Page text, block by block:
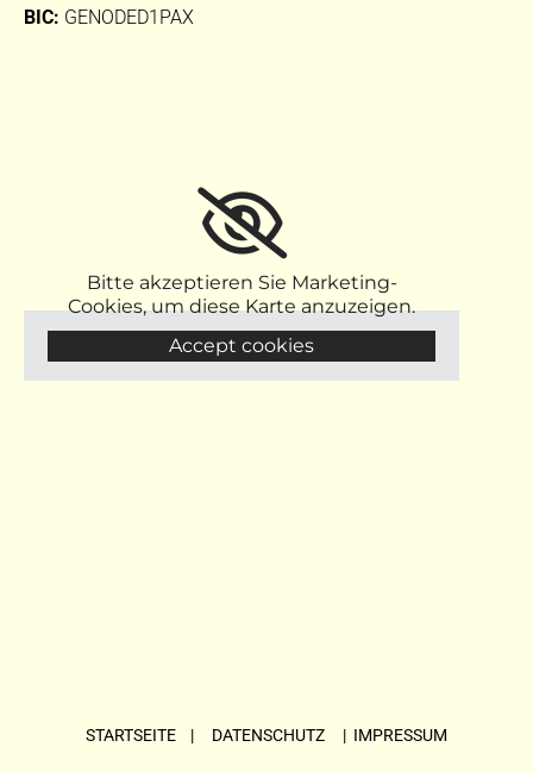
BIC: GENODED1PAX
Bitte akzeptieren Sie Marketing-
Cookies, um diese Karte anzuzeigen.
Accept cookies
STARTSEITE | DATENSCHUTZ | IMPRESSUM